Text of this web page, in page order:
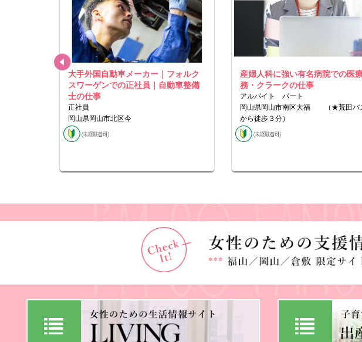
大手外国自動車メーカー｜フォルク
スワーゲンでの正社員｜自動車整備
士の仕事
正社員
岡山県岡山市北区今
産婦人科に強い有名病院での医
務・クラークの仕事
アルバイト パート
岡山県岡山市南区大福 （★荒田バ
から徒歩３分）